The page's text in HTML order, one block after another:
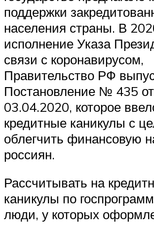
поддержки
населения страны. В
исполнение Указа
связи с коронавирусом,
Правительство РФ
Постановление № 435 от
03.04.2020, которое
кредитные каникулы с
облегчить финансовую
россиян.
Рассчитывать на
каникулы по
люди, у которых